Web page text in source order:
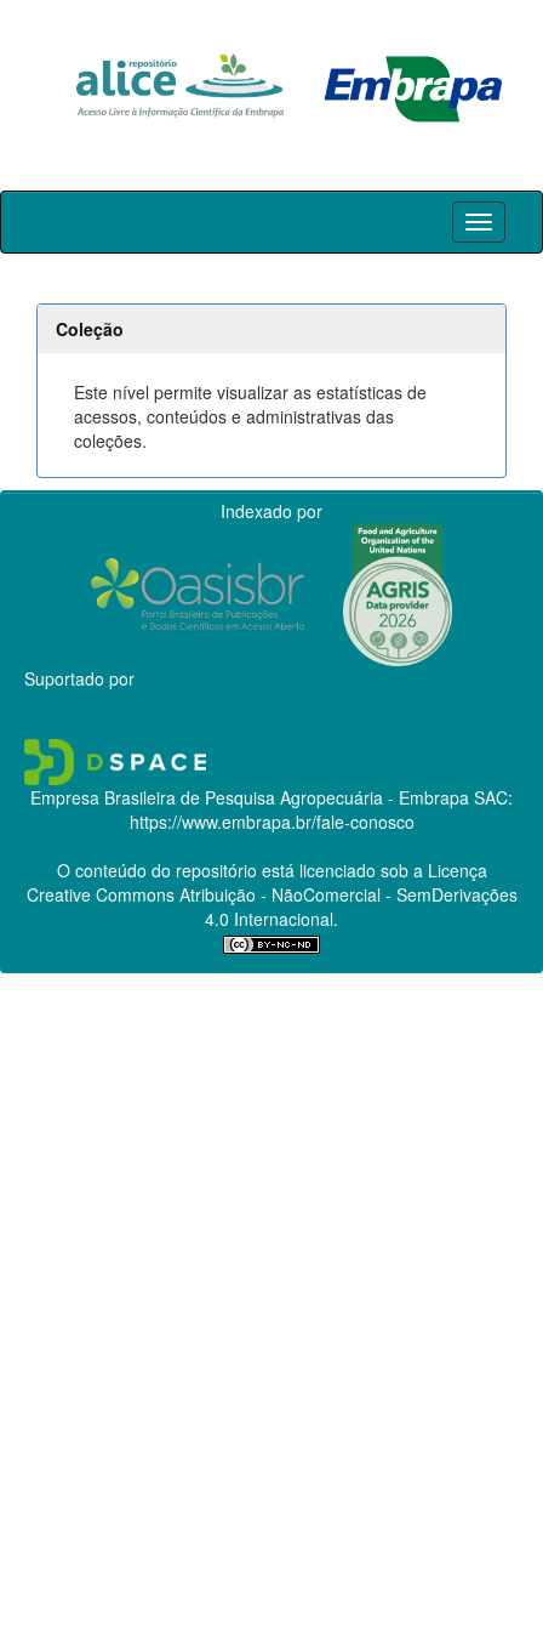
Skip
Coleção
Este nível permite visualizar as estatísticas de
acessos, conteúdos e administrativas das
coleções.
Indexado por
Suportado por
Empresa Brasileira de Pesquisa Agropecuária - Embrapa SAC:
https://www.embrapa.br/fale-conosco
O conteúdo do repositório está licenciado sob a Licença
Creative CommonsAtribuição - NãoComercial - SemDerivações
4.0 Internacional.